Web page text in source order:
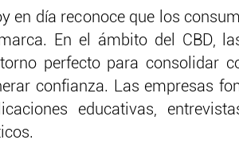
en día reconoce que los
En el ámbito del CBD,
perfecto para consolidar
confianza. Las empresas
educativas,